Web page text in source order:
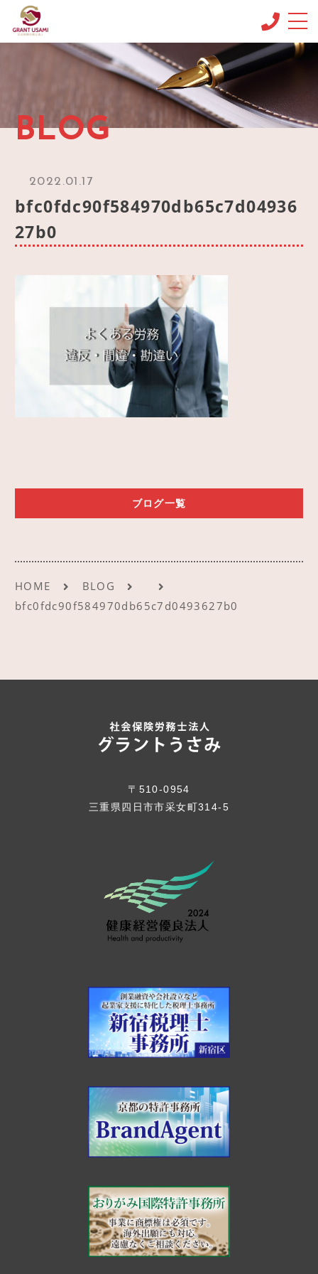
CONCEPT
MENU & PRICE
メニュー
BLOG
ブログ
OFFICE INFO
ご予約
アクセス
BLOG
2022.01.17
bfc0fdc90f584970db65c7d04936
27b0
ブログ一覧
HOME
BLOG
bfc0fdc90f584970db65c7d0493627b0
〒510-0954
三重県四日市市采女町314-5